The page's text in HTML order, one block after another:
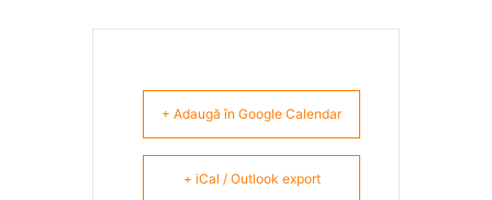
+ Adaugă în Google Calendar
+ iCal / Outlook export